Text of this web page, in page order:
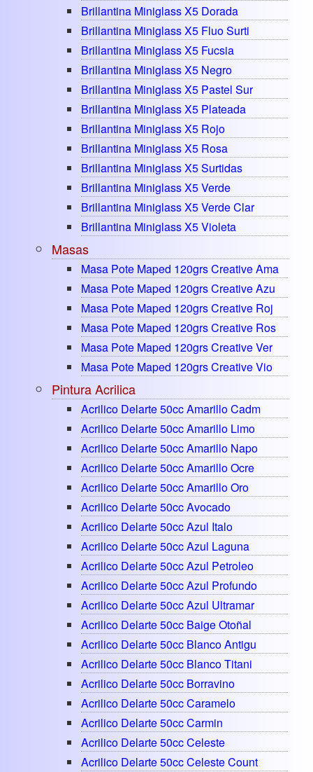
Brillantina Miniglass X5 Dorada
Brillantina Miniglass X5 Fluo Surti
Brillantina Miniglass X5 Fucsia
Brillantina Miniglass X5 Negro
Brillantina Miniglass X5 Pastel Sur
Brillantina Miniglass X5 Plateada
Brillantina Miniglass X5 Rojo
Brillantina Miniglass X5 Rosa
Brillantina Miniglass X5 Surtidas
Brillantina Miniglass X5 Verde
Brillantina Miniglass X5 Verde Clar
Brillantina Miniglass X5 Violeta
Masas
Masa Pote Maped 120grs Creative Ama
Masa Pote Maped 120grs Creative Azu
Masa Pote Maped 120grs Creative Roj
Masa Pote Maped 120grs Creative Ros
Masa Pote Maped 120grs Creative Ver
Masa Pote Maped 120grs Creative Vio
Pintura Acrilica
Acrilico Delarte 50cc Amarillo Cadm
Acrilico Delarte 50cc Amarillo Limo
Acrilico Delarte 50cc Amarillo Napo
Acrilico Delarte 50cc Amarillo Ocre
Acrilico Delarte 50cc Amarillo Oro
Acrilico Delarte 50cc Avocado
Acrilico Delarte 50cc Azul Italo
Acrilico Delarte 50cc Azul Laguna
Acrilico Delarte 50cc Azul Petroleo
Acrilico Delarte 50cc Azul Profundo
Acrilico Delarte 50cc Azul Ultramar
Acrilico Delarte 50cc Baige Otoñal
Acrilico Delarte 50cc Blanco Antigu
Acrilico Delarte 50cc Blanco Titani
Acrilico Delarte 50cc Borravino
Acrilico Delarte 50cc Caramelo
Acrilico Delarte 50cc Carmin
Acrilico Delarte 50cc Celeste
Acrilico Delarte 50cc Celeste Count